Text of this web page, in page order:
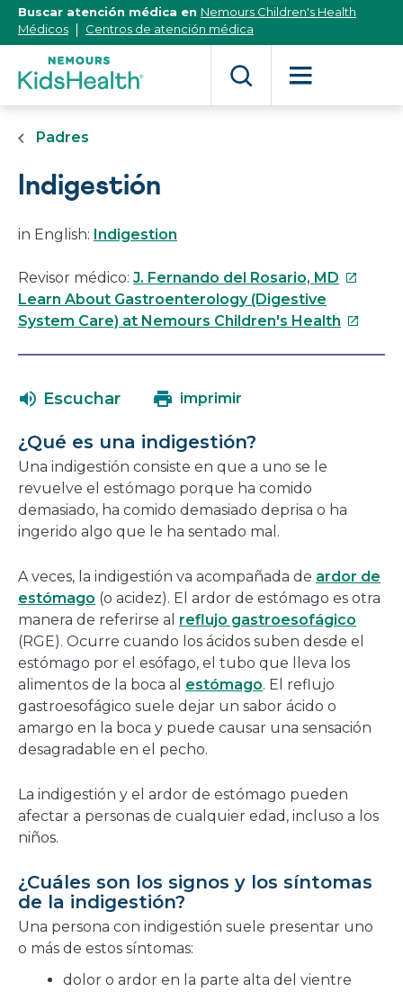
[Skip
Content]
Buscar atención médica en Nemours Children's Health
Médicos
Centros de atención médica
Padres
Indigestión
in English: Indigestion
Revisor médico: J. Fernando del Rosario, MD Este
se
Learn About Gastroenterology (Digestive
System Care) at Nemours Children's Health Este
Escuchar imprimir
¿Qué es una indigestión?
Una indigestión consiste en que a uno se le
revuelve el estómago porque ha comido
demasiado, ha comido demasiado deprisa o ha
ingerido algo que le ha sentado mal.
A veces, la indigestión va acompañada de ardor de
estómago (o acidez). El ardor de estómago es otra
manera de referirse al reflujo gastroesofágico
(RGE). Ocurre cuando los ácidos suben desde el
estómago por el esófago, el tubo que lleva los
alimentos de la boca al estómago. El reflujo
gastroesofágico suele dejar un sabor ácido o
amargo en la boca y puede causar una sensación
desagradable en el pecho.
La indigestión y el ardor de estómago pueden
afectar a personas de cualquier edad, incluso a los
niños.
¿Cuáles son los signos y los síntomas
de la indigestión?
Una persona con indigestión suele presentar uno
o más de estos síntomas:
dolor o ardor en la parte alta del vientre